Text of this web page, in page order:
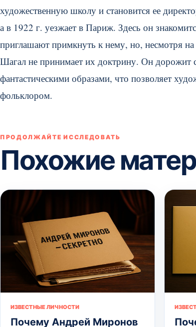
художественную школу и становится ее
а в 1922 г. уезжает в Париж. Здесь он
приглашают примкнуть к нему, но, несмотря
Шагал не принимает их доктрину. Он дорожит
фантастическими образами, что позволяет
фольклором.
ПРОДОЛЖАЙТЕ ИССЛЕДОВАТЬ
Похожие
ИЗВЕСТНЫЕ ЛИЧНОСТИ
Почему Андрей Миронов